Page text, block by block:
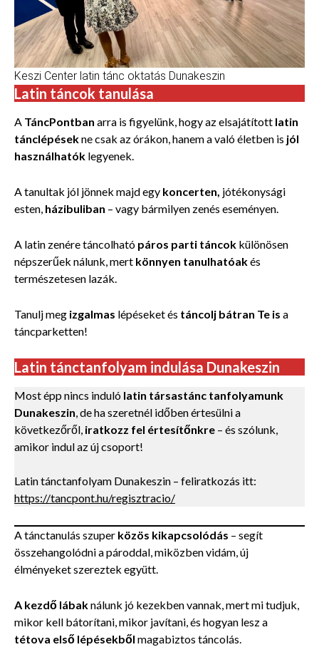
Keszi Center latin tánc oktatás Dunakeszin
Latin táncok tanulása
A TáncPontban arra is figyelünk, hogy az elsajátított latin
tánclépésekne csak az órákon, hanem a való életben is jól
használhatók legyenek.
A tanultak jól jönnek majd egy koncerten, jótékonysági
esten, házibuliban – vagy bármilyen zenés eseményen.
A latin zenére táncolható páros parti táncok különösen
népszerűek nálunk, mert könnyen tanulhatóakés
természetesen lazák.
Tanulj meg izgalmas lépéseket és táncolj bátran Te is a
táncparketten!
Latin tánctanfolyam indulása Dunakeszin
Most épp nincs induló latin társastánc tanfolyamunk
Dunakeszin, de ha szeretnél időben értesülni a
következőről, iratkozz fel értesítőnkre – és szólunk,
amikor indul az új csoport!
Latin tánctanfolyam Dunakeszin – feliratkozás itt:
https://tancpont.hu/regisztracio/
A tánctanulás szuper közös kikapcsolódás – segít
összehangolódni a pároddal, miközben vidám, új
élményeket szereztek együtt.
A kezdő lábaknálunk jó kezekben vannak, mert mi tudjuk,
mikor kell bátorítani, mikor javítani, és hogyan lesz a
tétova első lépésekből magabiztos táncolás.